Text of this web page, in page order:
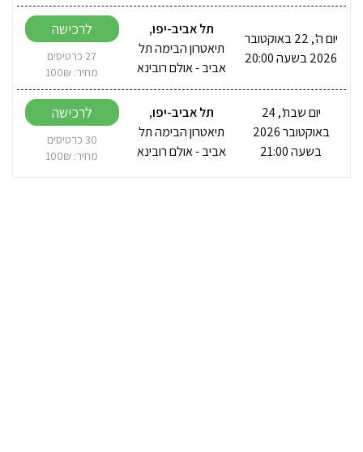
יום ה', 22 באוקטובר
2026 בשעה 20:00
תל אביב-יפו,
תיאטרון הבימה תל
אביב - אולם רובינא
לרכישה
27 כרטיסים
מחיר: 100₪
יום שבת', 24
באוקטובר 2026
בשעה 21:00
תל אביב-יפו,
תיאטרון הבימה תל
אביב - אולם רובינא
לרכישה
30 כרטיסים
מחיר: 100₪